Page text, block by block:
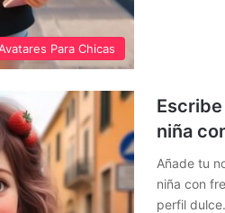
Para Chicas
niña
Añade tu
niña con
perfil